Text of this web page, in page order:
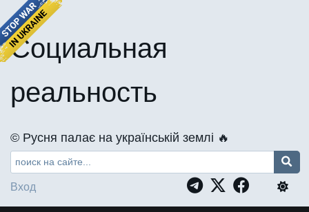
Социальная
реальность
©️ Русня палає на українській землі 🔥
Вход